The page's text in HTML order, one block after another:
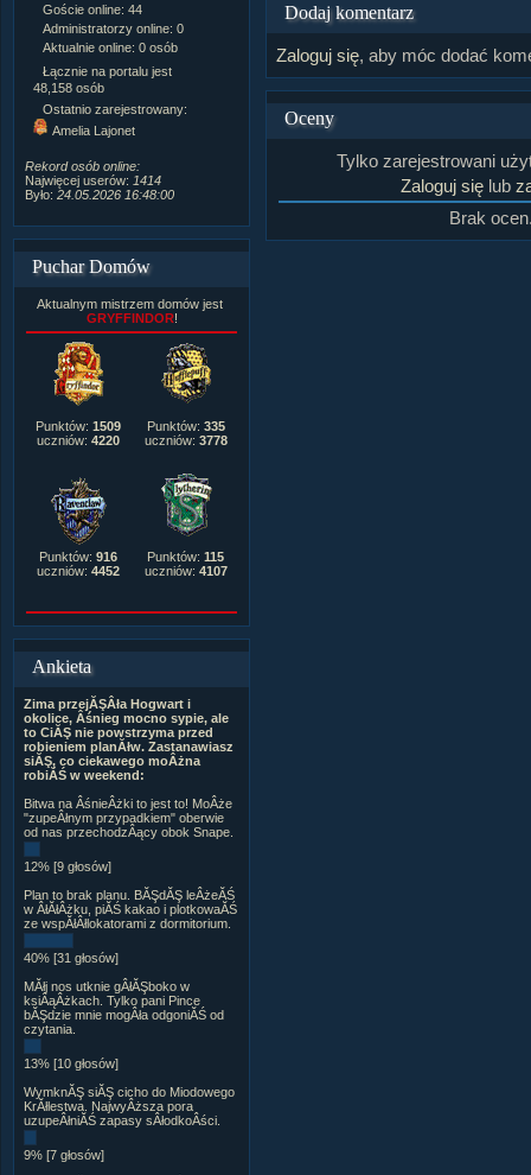
Goście online: 44
Administratorzy online: 0
Aktualnie online: 0 osób
Łącznie na portalu jest
48,158 osób
Ostatnio zarejestrowany:
Amelia Lajonet
Rekord osób online:
Najwięcej userów: 1414
Było: 24.05.2026 16:48:00
Napisanych artykułów:1,087
Dodanych newsów:
Zdjęć w galerii:
21,490
Tematów na forum:3,921
222,019
Rozdanych pochwał:
Wlepionych ostrzeżeń: 4,170
Puchar Domów
Aktualnym mistrzem domów jest
GRYFFINDOR!
Punktów: 1509
uczniów: 4220
Punktów: 335
uczniów: 3778
Punktów: 916
uczniów: 4452
Punktów: 115
uczniów: 4107
Ankieta
Zima przejĂŞÂła Hogwart i
okolice, Âśnieg mocno sypie, ale
to CiĂŞ nie powstrzyma przed
robieniem planĂłw. Zastanawiasz
siĂŞ, co ciekawego moÂżna
robiĂŚ w weekend:
Bitwa na ÂśnieÂżki to jest to! MoÂże
"zupeÂłnym przypadkiem" oberwie
od nas przechodzÂący obok Snape.
12% [9 głosów]
Plan to brak planu. BĂŞdĂŞ leÂżeĂŚ
w ÂłĂłÂżku, piĂŚ kakao i plotkowaĂŚ
ze wspĂłÂłlokatorami z dormitorium.
40% [31 głosów]
MĂłj nos utknie gÂłĂŞboko w
ksiÂąÂżkach. Tylko pani Pince
bĂŞdzie mnie mogÂła odgoniĂŚ od
czytania.
13% [10 głosów]
WymknĂŞ siĂŞ cicho do Miodowego
KrĂłlestwa. NajwyÂższa pora
uzupeÂłniĂŚ zapasy sÂłodkoÂści.
9% [7 głosów]
Dodaj komentarz
Zaloguj się, aby móc dodać
Oceny
Tylko zarejestrowani
Zaloguj się lub
Brak